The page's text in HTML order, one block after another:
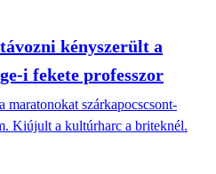
kényszerült a
i fekete professzor
maratonokat szárkapocscsont-
Kiújult a kultúrharc a briteknél.